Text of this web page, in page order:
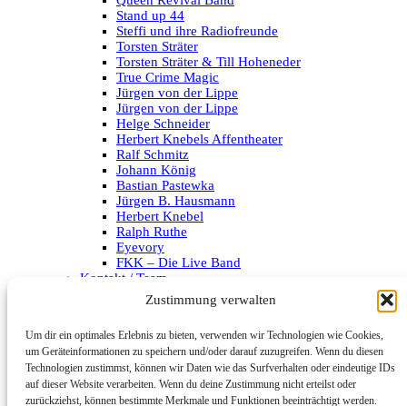
Zustimmung verwalten
Um dir ein optimales Erlebnis zu bieten, verwenden wir Technologien wie Cookies,
um Geräteinformationen zu speichern und/oder darauf zuzugreifen. Wenn du diesen
Technologien zustimmst, können wir Daten wie das Surfverhalten oder eindeutige IDs
auf dieser Website verarbeiten. Wenn du deine Zustimmung nicht erteilst oder
zurückziehst, können bestimmte Merkmale und Funktionen beeinträchtigt werden.
Stand up 44
Steffi und ihre Radiofreunde
Torsten Sträter
Torsten Sträter & Till Hoheneder
True Crime Magic
Jürgen von der Lippe
Jürgen von der Lippe
Helge Schneider
Herbert Knebels Affentheater
Ralf Schmitz
Johann König
Bastian Pastewka
Jürgen B. Hausmann
Herbert Knebel
Ralph Ruthe
Eyevory
FKK – Die Live Band
Kontakt / Team
Datenschutzerklärung
Archiv
Kategorien